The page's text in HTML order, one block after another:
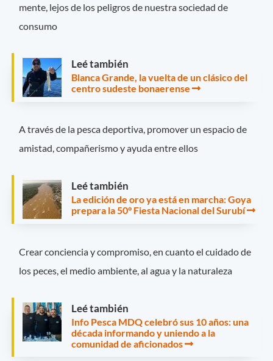
mente, lejos de los peligros de nuestra sociedad de
consumo
Leé también
Blanca Grande, la vuelta de un clásico del
centro sudeste bonaerense
A través de la pesca deportiva, promover un espacio de
amistad, compañerismo y ayuda entre ellos
Leé también
La edición de oro ya está en marcha: Goya
prepara la 50° Fiesta Nacional del Surubí
Crear conciencia y compromiso, en cuanto el cuidado de
los peces, el medio ambiente, al agua y la naturaleza
Leé también
Info Pesca MDQ celebró sus 10 años: una
década informando y uniendo a la
comunidad de aficionados